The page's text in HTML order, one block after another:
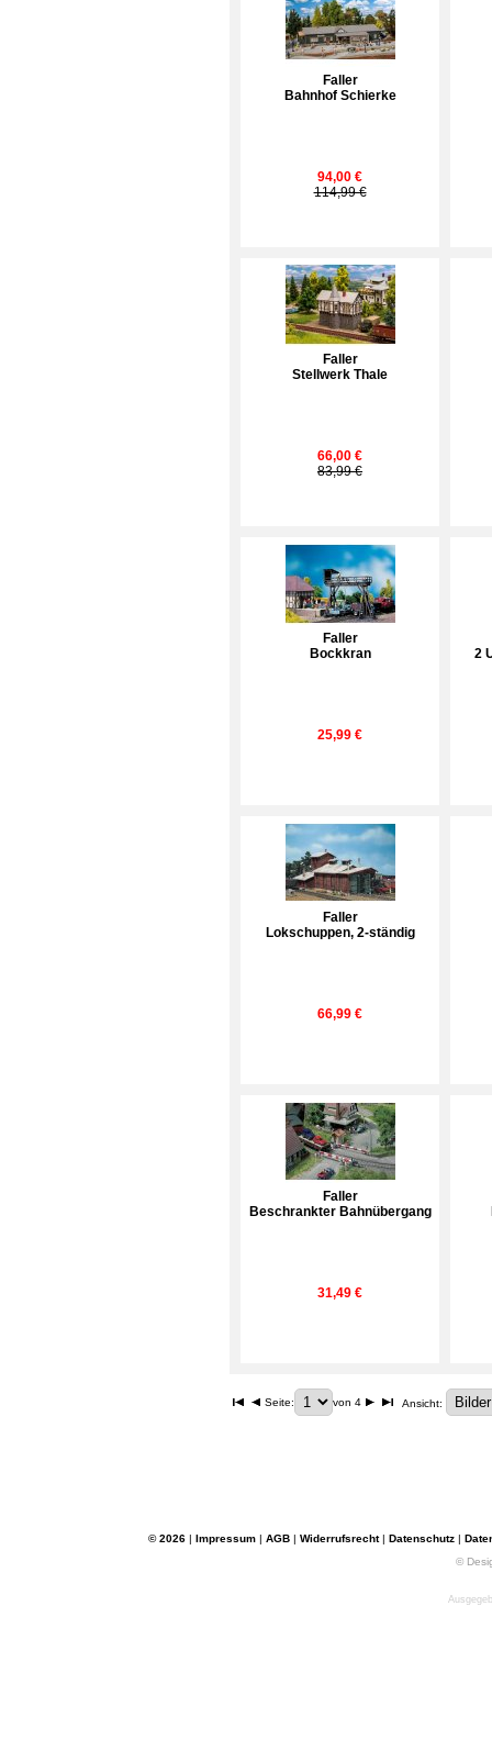
Faller
Bahnhof Schierke
94,00 €
114,99 €
Faller
Stellwerk Thale
66,00 €
83,99 €
Faller
Bockkran
25,99 €
2
Faller
Lokschuppen, 2-ständig
66,99 €
Faller
Beschrankter Bahnübergang
31,49 €
Seite: von 4 Ansicht:
© 2026 | Impressum | AGB | Widerrufsrecht| Datenschutz |
©